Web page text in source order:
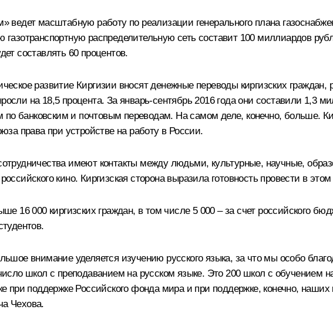
ведет масштабную работу по реализации генерального плана
газотранспортную распределительную сеть составит 100 миллиардов
составлять 60 процентов.
развитие Киргизии вносят денежные переводы киргизских
на 18,5 процента. За январь-сентябрь 2016 года они составили 1,3
по банковским и почтовым переводам. На самом деле, конечно, больше.
права при устройстве на работу в России.
имеют контакты между людьми, культурные, научные,
кино. Киргизская сторона выразила готовность провести в
16 000 киргизских граждан, в том числе 5 000 – за счет российского
внимание уделяется изучению русского языка, за что мы особо
школ с преподаванием на русском языке. Это 200 школ с обучением
при поддержке Российского фонда мира и при поддержке, конечно, наших
Чехова.